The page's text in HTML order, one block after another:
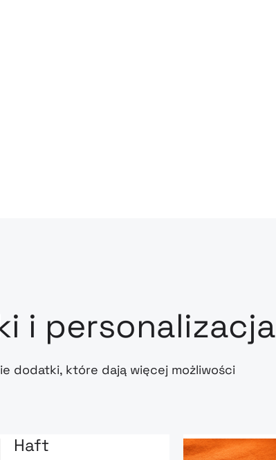
i personalizacja
dodatki, które dają więcej możliwości
Haft